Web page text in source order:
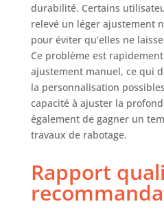
durabilité. Certains
relevé un léger ajustement
pour éviter qu’elles ne
Ce problème est
ajustement manuel, ce qui
la personnalisation
capacité à ajuster la
également de gagner un
travaux de rabotage.
Rapport